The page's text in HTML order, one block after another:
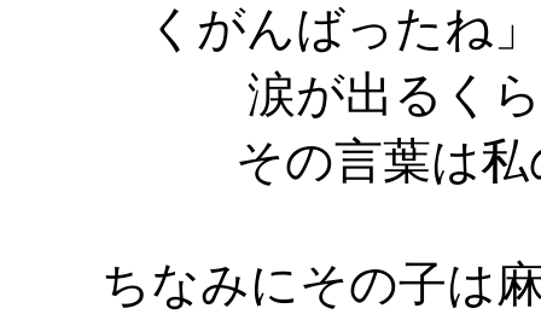
くがんばったね
涙が出るく
その言葉は
ちなみにその子は